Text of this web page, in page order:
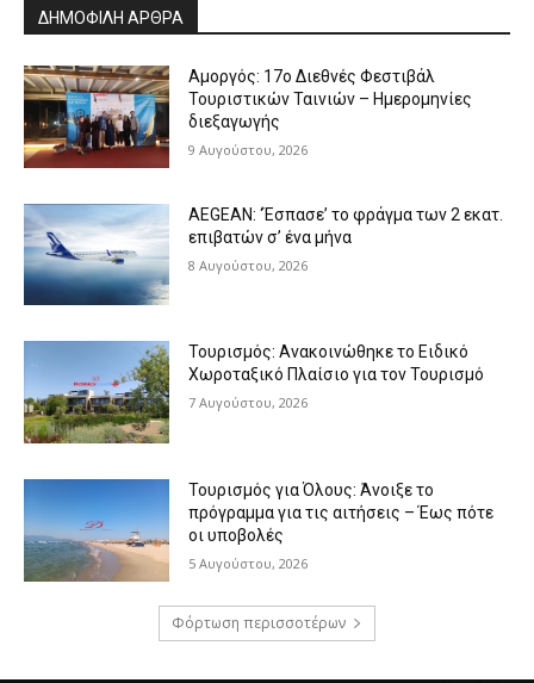
ΔΗΜΟΦΙΛΗ ΑΡΘΡΑ
Αμοργός: 17ο Διεθνές Φεστιβάλ
Τουριστικών Ταινιών – Ημερομηνίες
διεξαγωγής
9 Αυγούστου, 2026
AEGEAN: ‘Έσπασε’ το φράγμα των 2 εκατ.
επιβατών σ’ ένα μήνα
8 Αυγούστου, 2026
Τουρισμός: Ανακοινώθηκε το Ειδικό
Χωροταξικό Πλαίσιο για τον Τουρισμό
7 Αυγούστου, 2026
Τουρισμός για Όλους: Άνοιξε το
πρόγραμμα για τις αιτήσεις – Έως πότε
οι υποβολές
5 Αυγούστου, 2026
Φόρτωση περισσοτέρων